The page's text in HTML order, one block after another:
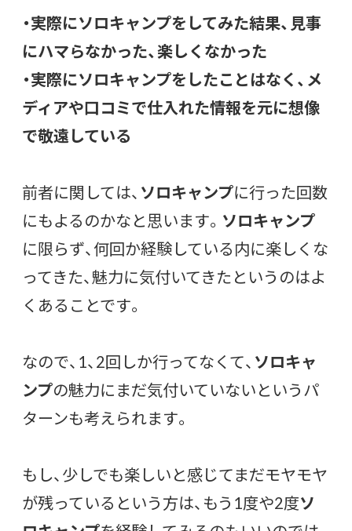
・実際にソロキャンプをしてみた結果、見事
にハマらなかった、楽しくなかった
・実際にソロキャンプをしたことはなく、メ
ディアや口コミで仕入れた情報を元に想像
で敬遠している
前者に関しては、 ソロキャンプに行った回数
にもよるのかなと思います。 ソロキャンプ
に限らず、何回か経験している内に楽しくな
ってきた、魅力に気付いてきたというのはよ
くあることです。
なので、1、2回しか行ってなくて、 ソロキャ
ンプの魅力にまだ気付いていないというパ
ターンも考えられます。
もし、少しでも楽しいと感じてまだモヤモヤ
が残っているという方は、もう1度や2度ソ